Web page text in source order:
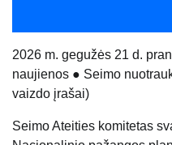
2026 m. gegužės 21 d.
naujienos ● Seimo
vaizdo įrašai)
Seimo Ateities komitetas